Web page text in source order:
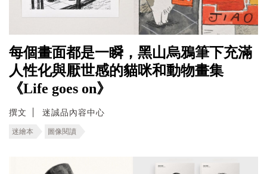
每個畫面都是一瞬，黑山烏鴉筆下充滿
人性化與厭世感的貓咪和動物畫集
《Life goes on》
撰文 迷誠品內容中心
迷繪本 圖像閱讀